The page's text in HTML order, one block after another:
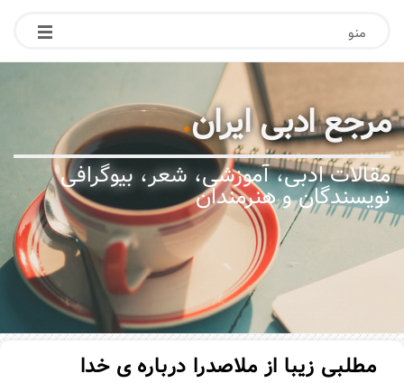
منو
مرجع ادبی ایران.
مقالات ادبی، آموزشی، شعر، بیوگرافی
نویسندگان و هنرمندان
مطلبی زیبا از ملاصدرا درباره ی خدا